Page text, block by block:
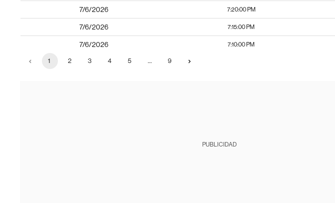
7/6/2026 7:20:00 PM
7/6/2026 7:15:00 PM
7/6/2026 7:10:00 PM
1 2 3 4 5 … 9
PUBLICIDAD